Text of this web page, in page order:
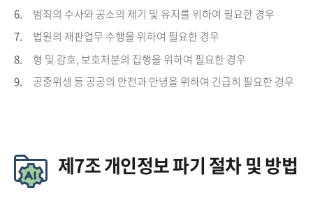
6.
범죄의 수사와 공소의 제기 및 유지를 위하여 필요한 경우
7.
법원의 재판업무 수행을 위하여 필요한 경우
8.
형 및 감호, 보호처분의 집행을 위하여 필요한 경우
9.
공중위생 등 공공의 안전과 안녕을 위하여 긴급히 필요한 경우
제7조 개인정보 파기 절차 및 방법